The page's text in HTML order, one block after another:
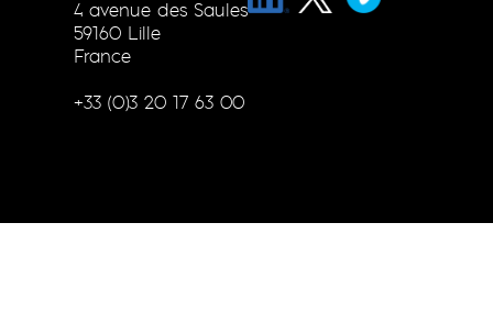
4 avenue des Saules
59160 Lille
France
+33 (0)3 20 17 63 00